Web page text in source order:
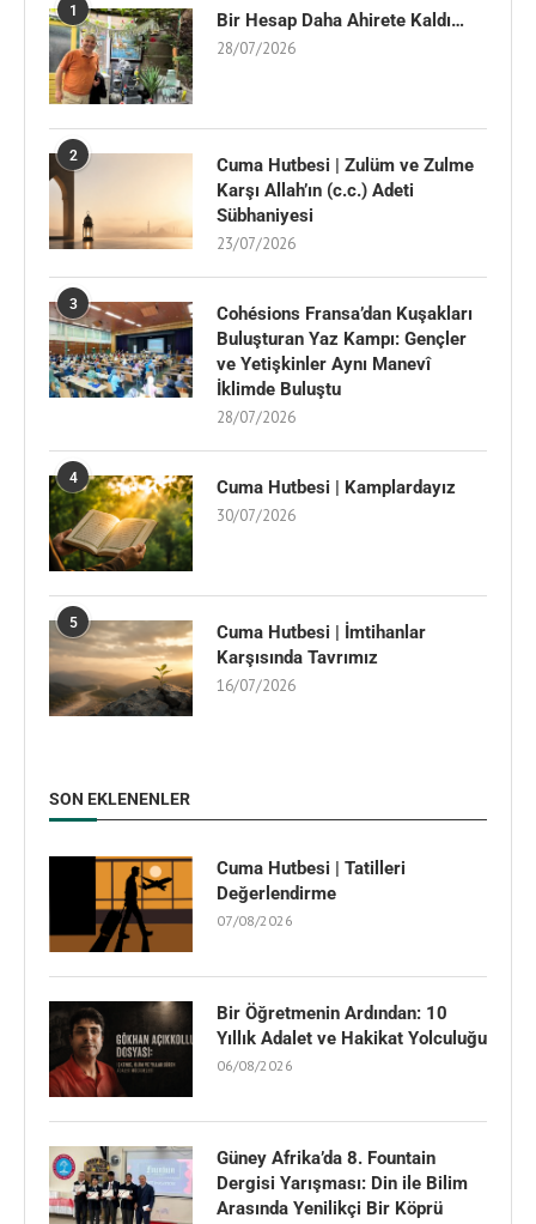
1 Bir Hesap Daha Ahirete Kaldı…
28/07/2026
2
Cuma Hutbesi | Zulüm ve Zulme
Karşı Allah’ın (c.c.) Adeti
Sübhaniyesi
23/07/2026
3
Cohésions Fransa’dan Kuşakları
Buluşturan Yaz Kampı: Gençler
ve Yetişkinler Aynı Manevî
İklimde Buluştu
28/07/2026
4 Cuma Hutbesi | Kamplardayız
30/07/2026
5
Cuma Hutbesi | İmtihanlar
Karşısında Tavrımız
16/07/2026
SON EKLENENLER
Cuma Hutbesi | Tatilleri
Değerlendirme
07/08/2026
Bir Öğretmenin Ardından: 10
Yıllık Adalet ve Hakikat Yolculuğu
06/08/2026
Güney Afrika’da 8. Fountain
Dergisi Yarışması: Din ile Bilim
Arasında Yenilikçi Bir Köprü